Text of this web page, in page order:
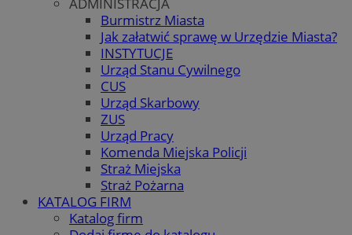
Burmistrz Miasta
Jak załatwić sprawę w Urzędzie Miasta?
INSTYTUCJE
Urząd Stanu Cywilnego
CUS
Urząd Skarbowy
ZUS
Urząd Pracy
Komenda Miejska Policji
Straż Miejska
Straż Pożarna
KATALOG FIRM
Katalog firm